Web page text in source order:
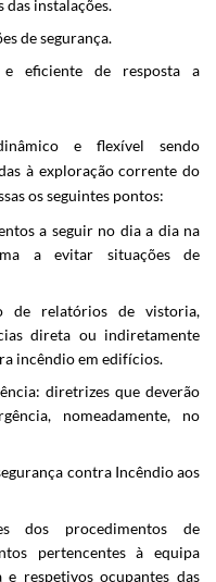
das instalações.
de segurança.
eficiente de resposta a
e flexível sendo
à exploração corrente do
os seguintes pontos:
a seguir no dia a dia na
a evitar situações de
de relatórios de vistoria,
direta ou indiretamente
incêndio em edifícios.
: diretrizes que deverão
nomeadamente, no
contra Incêndio aos
dos procedimentos de
pertencentes à​ equipa
respetivos ocupantes das